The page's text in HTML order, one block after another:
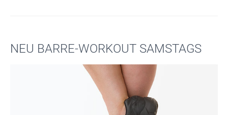
NEU BARRE-WORKOUT SAMSTAGS